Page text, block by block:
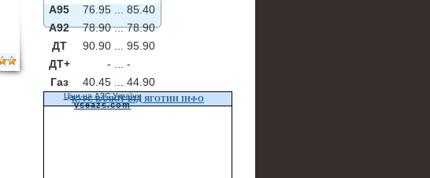
A95
76.95 ...
85.40
A92
78.90 ...78.90
ДТ
90.90 ...
95.90
ДТ+
- ...
-
Газ
40.45 ... 44.90
Ціни на АЗС України
vseazs.com
КУРС ВАЛЮТ ВІД ЯГОТИН ІНФО